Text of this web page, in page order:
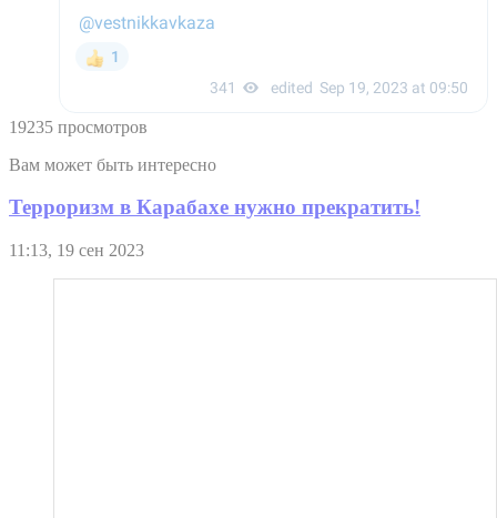
19235 просмотров
Вам может быть интересно
Терроризм в Карабахе нужно прекратить!
11:13, 19 сен 2023